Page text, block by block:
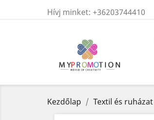
Hívj minket: +36203744410
Kezdőlap Textil és ruházat